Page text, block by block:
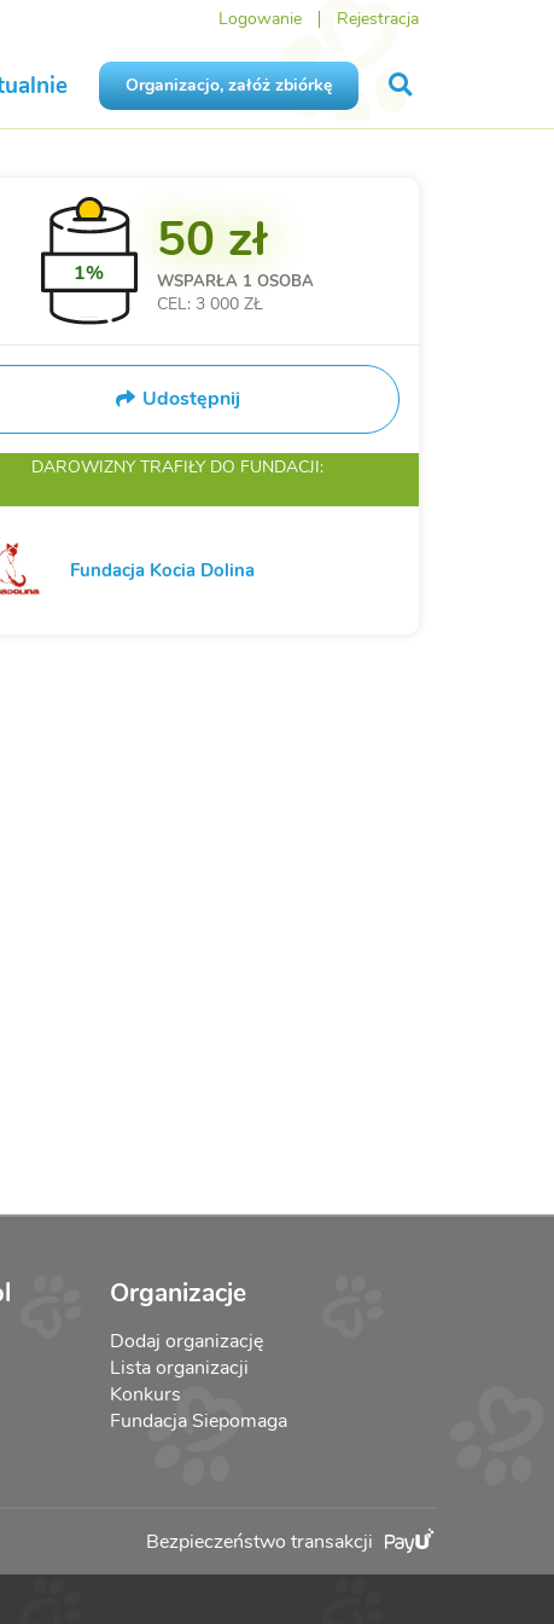
Logowanie Rejestracja
Organizacjo, załóż zbiórkę
1%
50 zł
WSPARŁA 1 OSOBA
CEL: 3 000 ZŁ
Udostępnij
DAROWIZNY TRAFIŁY DO FUNDACJI:
Fundacja Kocia Dolina
Organizacje
Dodaj organizację
Lista organizacji
Konkurs
Fundacja Siepomaga
Bezpieczeństwo transakcji